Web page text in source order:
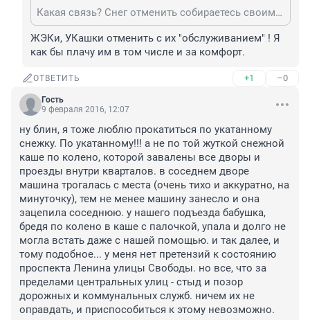
Какая связь? Снег отменить собираетесь своим неравнодушием? Объясните природе, что она глубоко и радикально неправа? Не нравится вам снег и батареи - Африка ждет вас, там нет снега.
ЖЭКи, УКашки отменить с их "обслуживанием" ! Я
как бы плачу им в том числе и за комфорт.
ОТВЕТИТЬ +1 –0
Гость
9 февраля 2016, 12:07
ну блин, я тоже люблю прокатиться по укатанному
снежку. По укатанному!!! а не по той жуткой снежной
каше по колено, которой завалены все дворы и
проезды внутри кварталов. в соседнем дворе
машина трогалась с места (очень тихо и аккуратно, на
минуточку), тем не менее машину занесло и она
зацепила соседнюю. у нашего подъезда бабушка,
бредя по колено в каше с палочкой, упала и долго не
могла встать даже с нашей помощью. и так далее, и
тому подобное... у меня нет претензий к состоянию
проспекта Ленина улицы Свободы. но все, что за
пределами центральных улиц - стыд и позор
дорожных и коммунальных служб. ничем их не
оправдать, и приспособиться к этому невозможно.